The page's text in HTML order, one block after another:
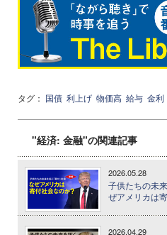
タグ： 国債 利上げ 物価高 給与 金利
"経済: 金融"の関連記事
2026.05.28
子供たちの未
ぜアメリカは
2026.04.29